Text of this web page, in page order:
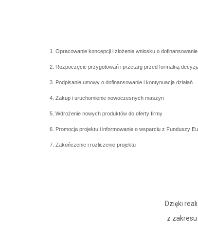
1. Opracowanie koncepcji i złożenie wniosku o dofinansowanie
2. Rozpoczęcie przygotowań i przetarg przed formalną
3. Podpisanie umowy o dofinansowanie i kontynuacja działań
4. Zakup i uruchomienie nowoczesnych maszyn
5. Wdrożenie nowych produktów do oferty firmy
6. Promocja projektu i informowanie o wsparciu z Funduszy
7. Zakończenie i rozliczenie projektu
Dzięki
z